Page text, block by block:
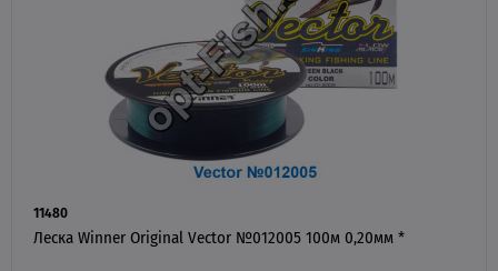
11480
Леска Winner Original Vector №012005 100м 0,20мм *